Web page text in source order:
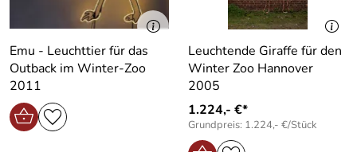
Emu - Leuchttier für das
Outback im Winter-Zoo
2011
Leuchtende Giraffe für den
Winter Zoo Hannover
2005
1.224,- €*
Grundpreis: 1.224,- €/Stück